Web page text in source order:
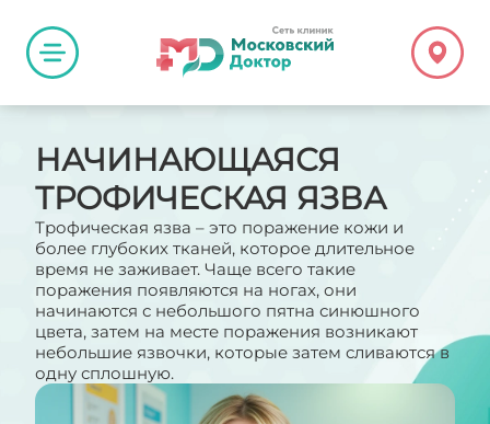
НАЧИНАЮЩАЯСЯ
ТРОФИЧЕСКАЯ ЯЗВА
Трофическая язва – это поражение кожи и
более глубоких тканей, которое длительное
время не заживает. Чаще всего такие
поражения появляются на ногах, они
начинаются с небольшого пятна синюшного
цвета, затем на месте поражения возникают
небольшие язвочки, которые затем сливаются в
одну сплошную.